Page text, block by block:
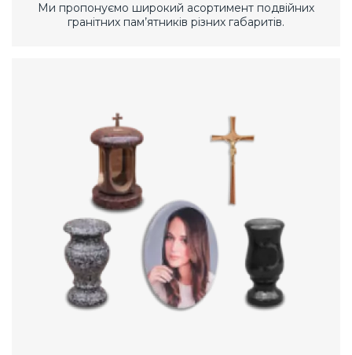
Ми пропонуємо широкий асортимент подвійних
гранітних пам’ятників різних габаритів.